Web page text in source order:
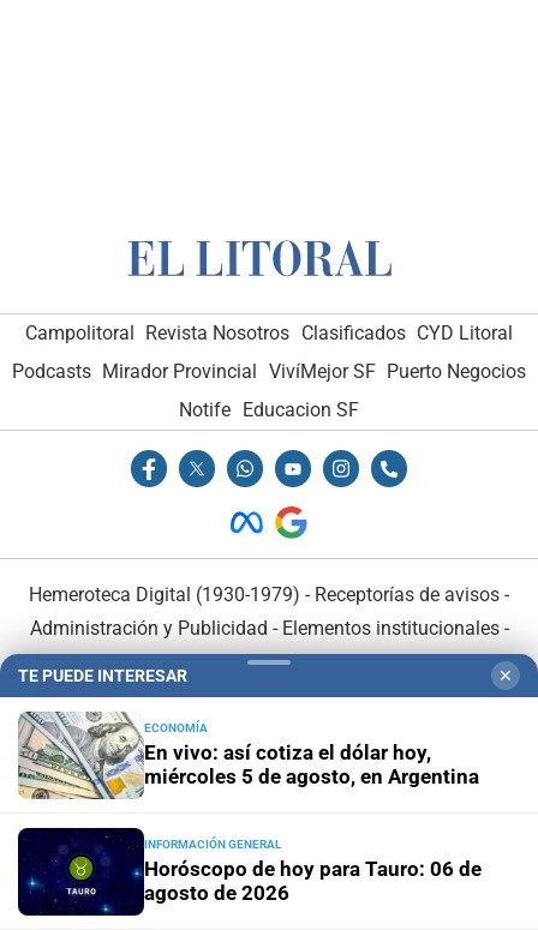
Campolitoral Revista Nosotros Clasificados CYD Litoral
Podcasts Mirador Provincial VivíMejor SF Puerto Negocios
Notife
Educacion SF
Hemeroteca Digital (1930-1979) - Receptorías de avisos -
Administración y Publicidad - Elementos institucionales-
Opcionales con El Litoral-MediaKit
El Litoral es miembro de:
En Asociación con:
TE PUEDE INTERESAR ✕
ECONOMÍA
En vivo: así cotiza el dólar hoy,
miércoles 5 de agosto, en Argentina
INFORMACIÓN GENERAL
Horóscopo de hoy para Tauro: 06 de
agosto de 2026